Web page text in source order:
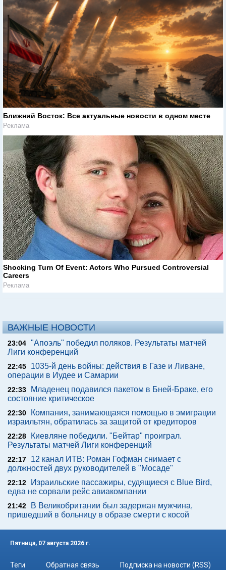
Ближний Восток: Все актуальные новости в одном месте
Реклама
Shocking Turn Of Event: Actors Who Pursued Controversial
Careers
Реклама
ВАЖНЫЕ НОВОСТИ
23:04 "Апоэль" победил поляков. Результаты матчей
Лиги конференций
22:45
1035-й день войны: действия в Газе и Ливане,
операции в Иудее и Самарии
22:33
Младенец подавился пакетом в Бней-Браке, его
состояние критическое
22:30
Компания, занимающаяся помощью в эмиграции
израильтян, обратилась за защитой от кредиторов
22:28
Киевляне победили. "Бейтар" проиграл.
Результаты матчей Лиги конференций
22:17
12 канал ИТВ: Роман Гофман снимает с
должностей двух руководителей в "Мосаде"
22:12
Израильские пассажиры, судящиеся с Blue Bird,
едва не сорвали рейс авиакомпании
21:42
В Великобритании был задержан мужчина,
пришедший в больницу в образе смерти с косой
Пятница, 07 августа 2026 г.
Теги Обратная связь Подписка на новости (RSS)